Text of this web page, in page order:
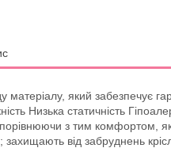
який забезпечує
Низька статичність
з тим комфортом,
від забруднень